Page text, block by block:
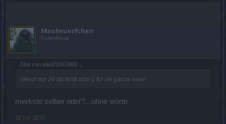
Maulwuerfchen
Forenfreak
Zitat von paul21061969: ↑
siend nur 26 da fehlt also 1 für ne ganze seite
merkste selber oder?...ohne worte
28 Juli 2015